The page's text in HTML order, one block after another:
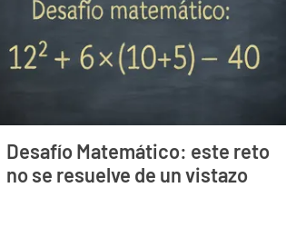
Desafío Matemático: este reto
no se resuelve de un vistazo